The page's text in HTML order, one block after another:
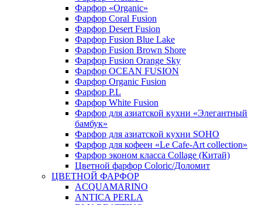
Фарфор «Organic»
Фарфор Coral Fusion
Фарфор Desert Fusion
Фарфор Fusion Blue Lake
Фарфор Fusion Brown Shore
Фарфор Fusion Orange Sky
Фарфор OCEAN FUSION
Фарфор Organic Fusion
Фарфор P.L
Фарфор White Fusion
Фарфор для азиатской кухни «Элегантный
бамбук»
Фарфор для азиатской кухни SOHO
Фарфор для кофеен «Le Cafe-Art collection»
Фарфор эконом класса Collage (Китай)
Цветной фарфор Coloric/Доломит
ЦВЕТНОЙ ФАРФОР
ACQUAMARINO
ANTICA PERLA